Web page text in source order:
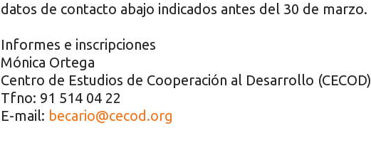
datos de contacto abajo indicados antes del 30 de marzo.
Informes e inscripciones
Mónica Ortega
Centro de Estudios de Cooperación al Desarrollo (CECOD)
Tfno: 91 514 04 22
E-mail: becario@cecod.org